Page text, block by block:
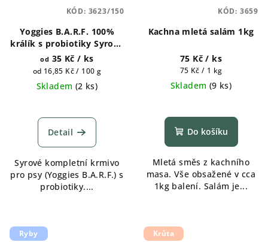
Yoggies B.A.R.F. 100%
králík s probiotiky Syrové
maso pro psy 150g, 1300g,
1800g
od 35 Kč / ks
Měrná
cena:
od 16,85 Kč / 100 g
Skladem (2 ks)
Detail
Syrové kompletní krmivo
pro psy (Yoggies B.A.R.F.) s
probiotiky....
KÓD: 3623/150
Kachna mletá salám 1kg
75 Kč/ ks
Měrná
cena:
75 Kč / 1 kg
Skladem (9 ks)
Do košíku
Mletá směs z kachního
masa. Vše obsažené v cca
1kg balení. Salám je...
KÓD: 3659
Ryby Krůta